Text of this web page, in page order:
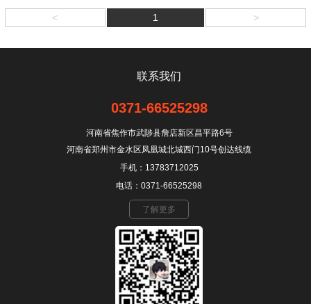
< 1 >
联系我们
0371-66525298
河南省焦作市武陟县詹店新区昌平路6号
河南省郑州市金水区凤凰城北城西门10号创达线缆
手机：13783712025
电话：0371-66525298
了解更多